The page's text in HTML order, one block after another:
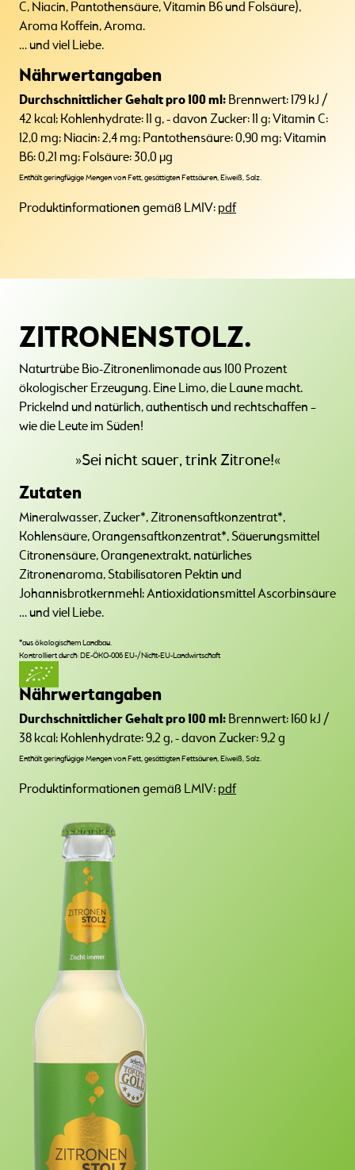
C, Niacin, Pantothensäure, Vitamin B6 und Folsäure),
Aroma Koffein, Aroma.
… und viel Liebe.
Nährwertangaben
Durchschnittlicher Gehalt pro 100 ml: Brennwert: 179 kJ /
42 kcal; Kohlenhydrate: 11 g, - davon Zucker: 11 g; Vitamin C:
12,0 mg; Niacin: 2,4 mg; Pantothensäure: 0,90 mg; Vitamin
B6: 0,21 mg; Folsäure: 30,0 µg
Enthält geringfügige Mengen von Fett, gesättigten Fettsäuren, Eiweiß, Salz.
Produktinformationen gemäß LMIV: pdf
ZITRONENSTOLZ.
Naturtrübe Bio-Zitronenlimonade aus 100 Prozent
ökologischer Erzeugung. Eine Limo, die Laune macht.
Prickelnd und natürlich, authentisch und rechtschaffen –
wie die Leute im Süden!
»Sei nicht sauer, trink Zitrone!«
Zutaten
Mineralwasser, Zucker*, Zitronensaftkonzentrat*,
Kohlensäure, Orangensaftkonzentrat*, Säuerungsmittel
Citronensäure, Orangenextrakt, natürliches
Zitronenaroma, Stabilisatoren Pektin und
Johannisbrotkernmehl; Antioxidationsmittel Ascorbinsäure
… und viel Liebe.
*aus ökologischem Landbau.
Kontrolliert durch: DE-ÖKO-006 EU-/Nicht-EU-Landwirtschaft
Nährwertangaben
Durchschnittlicher Gehalt pro 100 ml: Brennwert: 160 kJ /
38 kcal; Kohlenhydrate: 9,2 g, - davon Zucker: 9,2 g
Enthält geringfügige Mengen von Fett, gesättigten Fettsäuren, Eiweiß, Salz.
Produktinformationen gemäß LMIV: pdf